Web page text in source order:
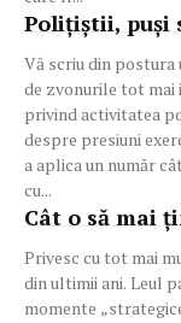
Polițiștii, puși
Vă scriu din
de zvonurile tot
privind activitatea
despre presiuni
a aplica un număr
cu...
Cât o să mai
Privesc cu tot mai
din ultimii ani. Leul
momente